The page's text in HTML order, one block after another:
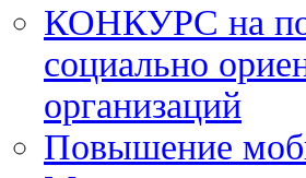
КОНКУРС на
социально
организаций
Повышение